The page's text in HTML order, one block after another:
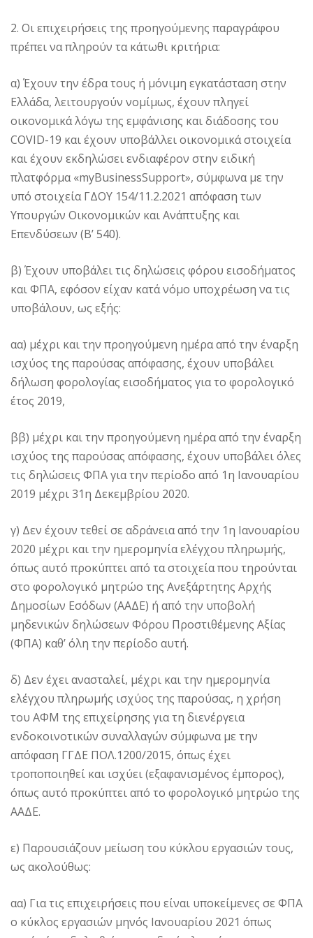
2. Οι επιχειρήσεις της προηγούμενης παραγράφου
πρέπει να πληρούν τα κάτωθι κριτήρια:
α) Έχουν την έδρα τους ή μόνιμη εγκατάσταση στην
Ελλάδα, λειτουργούν νομίμως, έχουν πληγεί
οικονομικά λόγω της εμφάνισης και διάδοσης του
COVID-19 και έχουν υποβάλλει οικονομικά στοιχεία
και έχουν εκδηλώσει ενδιαφέρον στην ειδική
πλατφόρμα «myBusinessSupport», σύμφωνα με την
υπό στοιχεία ΓΔΟΥ 154/11.2.2021 απόφαση των
Υπουργών Οικονομικών και Ανάπτυξης και
Επενδύσεων (Β’ 540).
β) Έχουν υποβάλει τις δηλώσεις φόρου εισοδήματος
και ΦΠΑ, εφόσον είχαν κατά νόμο υποχρέωση να τις
υποβάλουν, ως εξής:
αα) μέχρι και την προηγούμενη ημέρα από την έναρξη
ισχύος της παρούσας απόφασης, έχουν υποβάλει
δήλωση φορολογίας εισοδήματος για το φορολογικό
έτος 2019,
ββ) μέχρι και την προηγούμενη ημέρα από την έναρξη
ισχύος της παρούσας απόφασης, έχουν υποβάλει όλες
τις δηλώσεις ΦΠΑ για την περίοδο από 1η Ιανουαρίου
2019 μέχρι 31η Δεκεμβρίου 2020.
γ) Δεν έχουν τεθεί σε αδράνεια από την 1η Ιανουαρίου
2020 μέχρι και την ημερομηνία ελέγχου πληρωμής,
όπως αυτό προκύπτει από τα στοιχεία που τηρούνται
στο φορολογικό μητρώο της Ανεξάρτητης Αρχής
Δημοσίων Εσόδων (ΑΑΔΕ) ή από την υποβολή
μηδενικών δηλώσεων Φόρου Προστιθέμενης Αξίας
(ΦΠΑ) καθ’ όλη την περίοδο αυτή.
δ) Δεν έχει ανασταλεί, μέχρι και την ημερομηνία
ελέγχου πληρωμής ισχύος της παρούσας, η χρήση
του ΑΦΜ της επιχείρησης για τη διενέργεια
ενδοκοινοτικών συναλλαγών σύμφωνα με την
απόφαση ΓΓΔΕ ΠΟΛ.1200/2015, όπως έχει
τροποποιηθεί και ισχύει (εξαφανισμένος έμπορος),
όπως αυτό προκύπτει από το φορολογικό μητρώο της
ΑΑΔΕ.
ε) Παρουσιάζουν μείωση του κύκλου εργασιών τους,
ως ακολούθως:
αα) Για τις επιχειρήσεις που είναι υποκείμενες σε ΦΠΑ
ο κύκλος εργασιών μηνός Ιανουαρίου 2021 όπως